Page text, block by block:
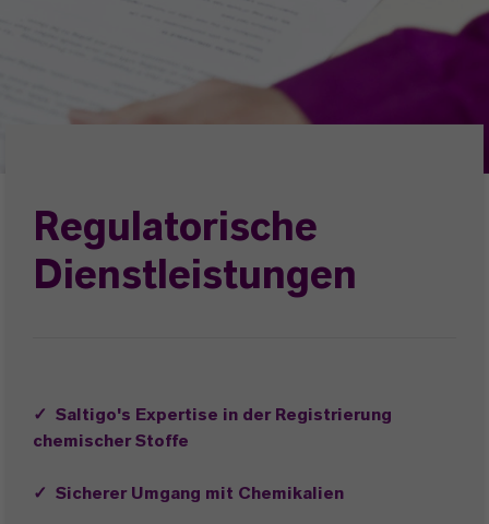
Regulatorische
Dienstleistungen
✓ Saltigo's Expertise in der Registrierung
chemischer Stoffe
✓ Sicherer Umgang mit Chemikalien